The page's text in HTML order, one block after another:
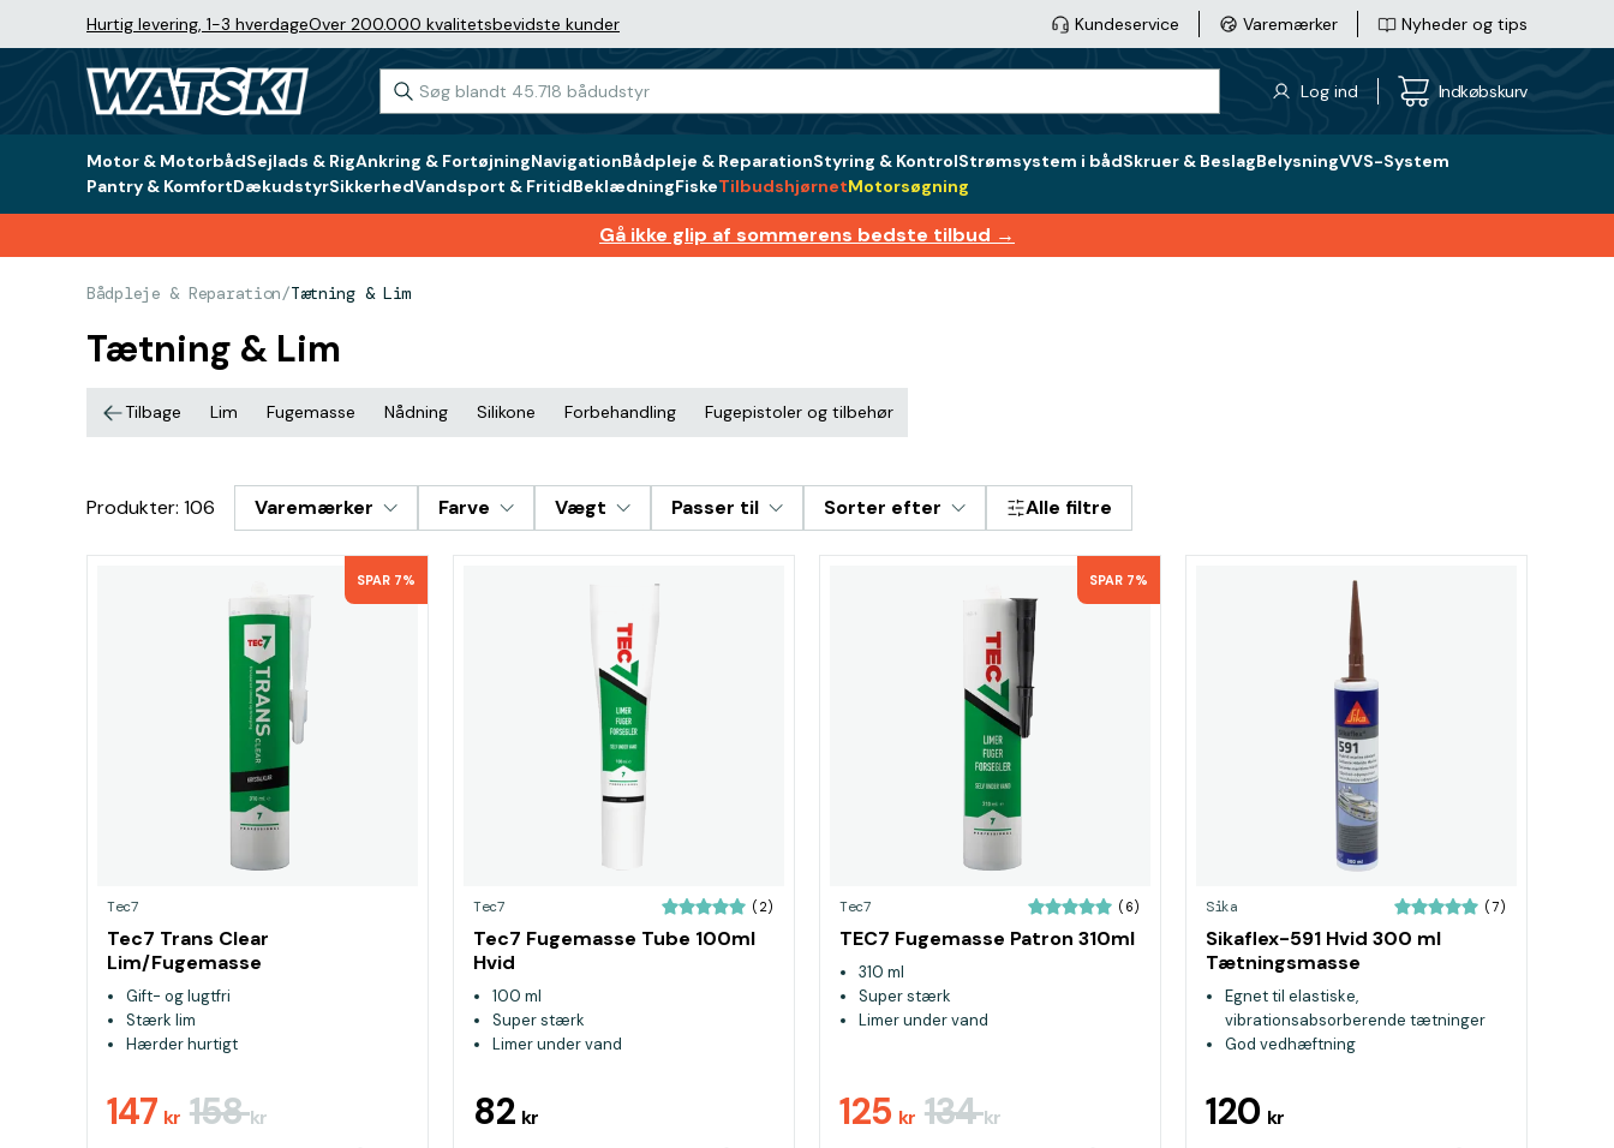
Hurtig levering, 1-3 hverdageOver 200.000 kvalitetsbevidste kunder Kundeservice Varemærker Nyheder og tips
Log ind Indkøbskurv
Motor & MotorbådSejlads & RigAnkring & FortøjningNavigationBådpleje & ReparationStyring & KontrolStrømsystem i bådSkruer & BeslagBelysningVVS-System
Pantry & KomfortDækudstyrSikkerhedVandsport & FritidBeklædningFiskeTilbudshjørnetMotorsøgning
Gå ikke glip af sommerens bedste tilbud →
Bådpleje & Reparation/Tætning & Lim
Tætning & Lim
Tilbage Lim Fugemasse Nådning Silikone Forbehandling Fugepistoler og tilbehør
Produkter: 106 Varemærker Farve Vægt Passer til Sorter efter Alle filtre
SPAR 7%
Tec7
Tec7 Trans Clear
Lim/Fugemasse
Gift- og lugtfri
Stærk lim
Hærder hurtigt
147 kr 158kr
Tec7 (2)
Tec7 Fugemasse Tube 100ml
Hvid
100 ml
Super stærk
Limer under vand
82 kr
SPAR 7%
Tec7 (6)
TEC7 Fugemasse Patron 310ml
310 ml
Super stærk
Limer under vand
125 kr 134kr
Sika (7)
Sikaflex-591 Hvid 300 ml
Tætningsmasse
Egnet til elastiske,
vibrationsabsorberende tætninger
God vedhæftning
120 kr